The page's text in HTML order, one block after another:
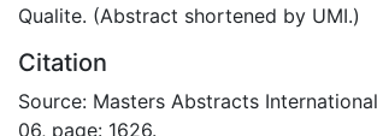
Qualite. (Abstract shortened by UMI.)
Citation
Source: Masters Abstracts
06, page: 1626.